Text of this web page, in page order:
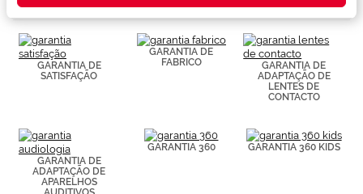
contenidos
personalizados
para ti gracias
a un perfil
elaborado a
partir de tus
de páginas
visitadas).
Puedes
consultar más
información en
GARANTIA DE
SATISFAÇÃO
GARANTIA DE
FABRICO
GARANTIA DE
ADAPTAÇÃO DE
LENTES DE
CONTACTO
GARANTIA DE
ADAPTAÇÃO DE
APARELHOS
GARANTIA 360 GARANTIA 360 KIDS